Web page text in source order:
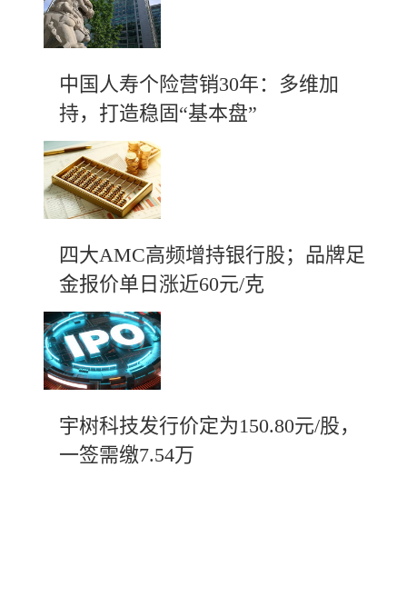
中国人寿个险营销30年：多维加
持，打造稳固“基本盘”
四大AMC高频增持银行股；品牌足
金报价单日涨近60元/克
宇树科技发行价定为150.80元/股，
一签需缴7.54万